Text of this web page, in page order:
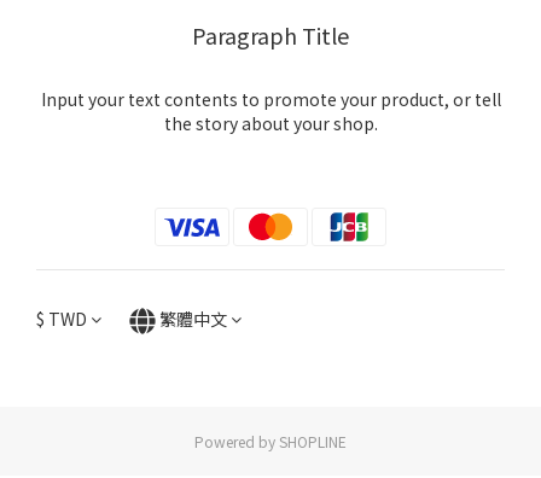
Paragraph Title
Input your text contents to promote your product, or tell
the story about your shop.
$ TWD 繁體中文
Powered by SHOPLINE